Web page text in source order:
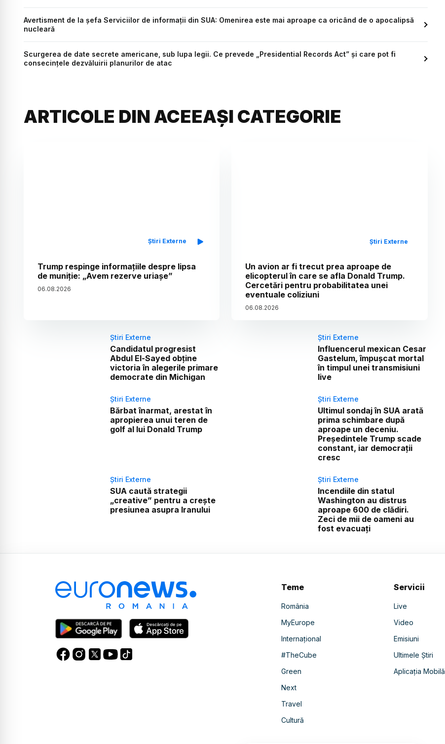
Avertisment de la șefa Serviciilor de informații din SUA: Omenirea este mai aproape ca oricând de o apocalipsă
nucleară
Scurgerea de date secrete americane, sub lupa legii. Ce prevede „Presidential Records Act” și care pot fi
consecințele dezvăluirii planurilor de atac
ARTICOLE DIN ACEEAȘI CATEGORIE
Știri Externe
Trump respinge informațiile despre lipsa
de muniție: „Avem rezerve uriașe”
06.08.2026
Știri Externe
Un avion ar fi trecut prea aproape de
elicopterul în care se afla Donald Trump.
Cercetări pentru probabilitatea unei
eventuale coliziuni
06.08.2026
Știri Externe
Candidatul progresist
Abdul El-Sayed obține
victoria în alegerile primare
democrate din Michigan
Știri Externe
Influencerul mexican Cesar
Gastelum, împușcat mortal
în timpul unei transmisiuni
live
Știri Externe
Bărbat înarmat, arestat în
apropierea unui teren de
golf al lui Donald Trump
Știri Externe
Ultimul sondaj în SUA arată
prima schimbare după
aproape un deceniu.
Președintele Trump scade
constant, iar democrații
cresc
Știri Externe
SUA caută strategii
„creative” pentru a crește
presiunea asupra Iranului
Știri Externe
Incendiile din statul
Washington au distrus
aproape 600 de clădiri.
Zeci de mii de oameni au
fost evacuați
Teme
România
MyEurope
Internațional
#TheCube
Green
Next
Travel
Cultură
Servicii
Live
Video
Emisiuni
Ultimele Știri
Aplicația Mobilă